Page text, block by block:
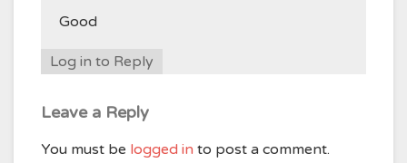
Good
Log in to Reply
Leave a Reply
You must be logged in to post a comment.